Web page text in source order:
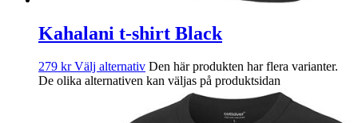
Kahalani t-shirt Black
279 kr Välj alternativ Den här produkten har flera varianter.
De olika alternativen kan väljas på produktsidan